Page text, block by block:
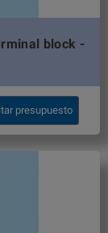
block -
presupuesto